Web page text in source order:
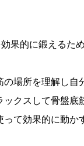
果的に鍛えるた
の場所を理解し自
ックスして骨盤底
って効果的に動か